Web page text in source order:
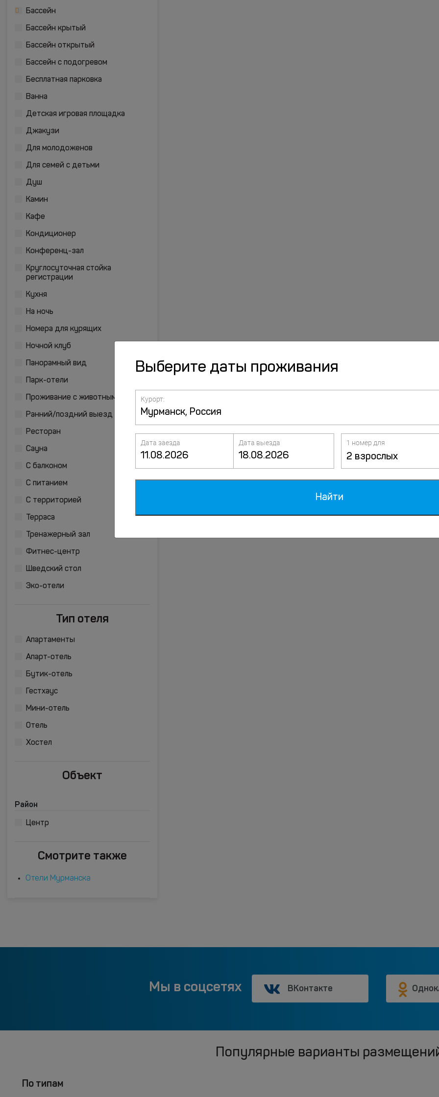
Бассейн
Бассейн крытый
Бассейн открытый
Бассейн с подогревом
Бесплатная парковка
Ванна
Детская игровая площадка
Джакузи
Для молодоженов
Для семей с детьми
Душ
Камин
Кафе
Кондиционер
Конференц-зал
Круглосуточная стойка
регистрации
Кухня
На ночь
Номера для курящих
Ночной клуб
Панорамный вид
Парк-отели
Проживание с животными
Ранний/поздний выезд
Ресторан
Сауна
С балконом
С питанием
С территорией
Терраса
Тренажерный зал
Фитнес-центр
Шведский стол
Эко-отели
Тип отеля
Апартаменты
Апарт-отель
Бутик-отель
Гестхаус
Мини-отель
Отель
Хостел
Объект
Район
Центр
Смотрите также
Отели Мурманска
Мы в соцсетях ВКонтакте
Популярные варианты
По типам
Выберите даты проживания
Курорт:
Дата заезда Дата выезда 1 номер для
2 взрослых
Найти